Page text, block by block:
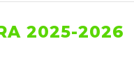
2025-2026